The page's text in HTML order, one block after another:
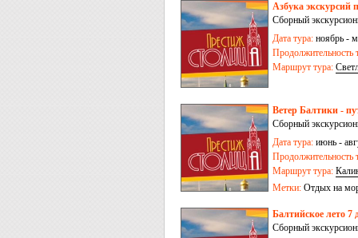
Азбука экскурсий
Сборный
Дата тура: ноябрь -
Продолжительность
Маршрут тура:
Ветер Балтики -
Сборный
Дата тура: июнь -
Продолжительность
Маршрут тура:
Метки: Отдых на
Балтийское лето 7
Сборный